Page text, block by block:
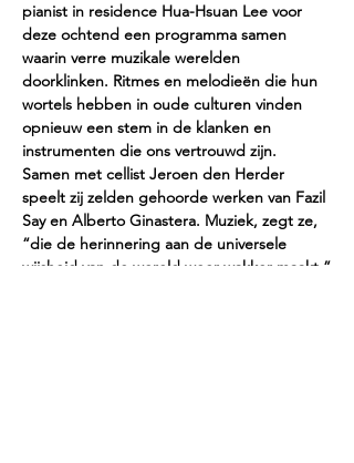
pianist in residence Hua-Hsuan Lee voor
deze ochtend een programma samen
waarin verre muzikale werelden
doorklinken. Ritmes en melodieën die hun
wortels hebben in oude culturen vinden
opnieuw een stem in de klanken en
instrumenten die ons vertrouwd zijn.
Samen met cellist Jeroen den Herder
speelt zij zelden gehoorde werken van Fazil
Say en Alberto Ginastera. Muziek, zegt ze,
“die de herinnering aan de universele
wijsheid van de wereld weer wakker maakt.”